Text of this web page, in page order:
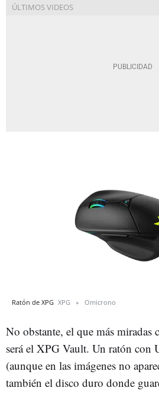
Ratón de XPG XPG Omicrono
No obstante, el que más miradas
será el XPG Vault. Un ratón con
(aunque en las imágenes no
también el disco duro donde